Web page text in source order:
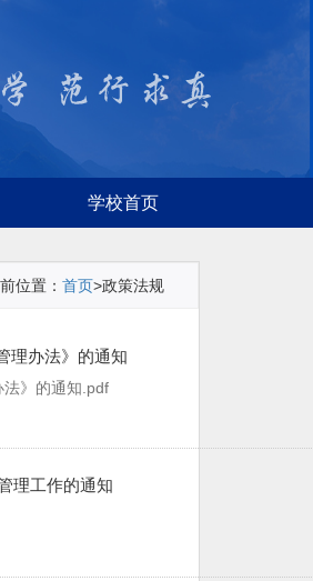
学校首页
位置： 首页>政策法规
理办法》的通知
》的通知.pdf
理工作的通知